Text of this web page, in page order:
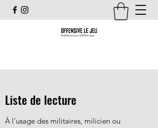
Liste de lecture
À l’usage des militaires, milicien ou